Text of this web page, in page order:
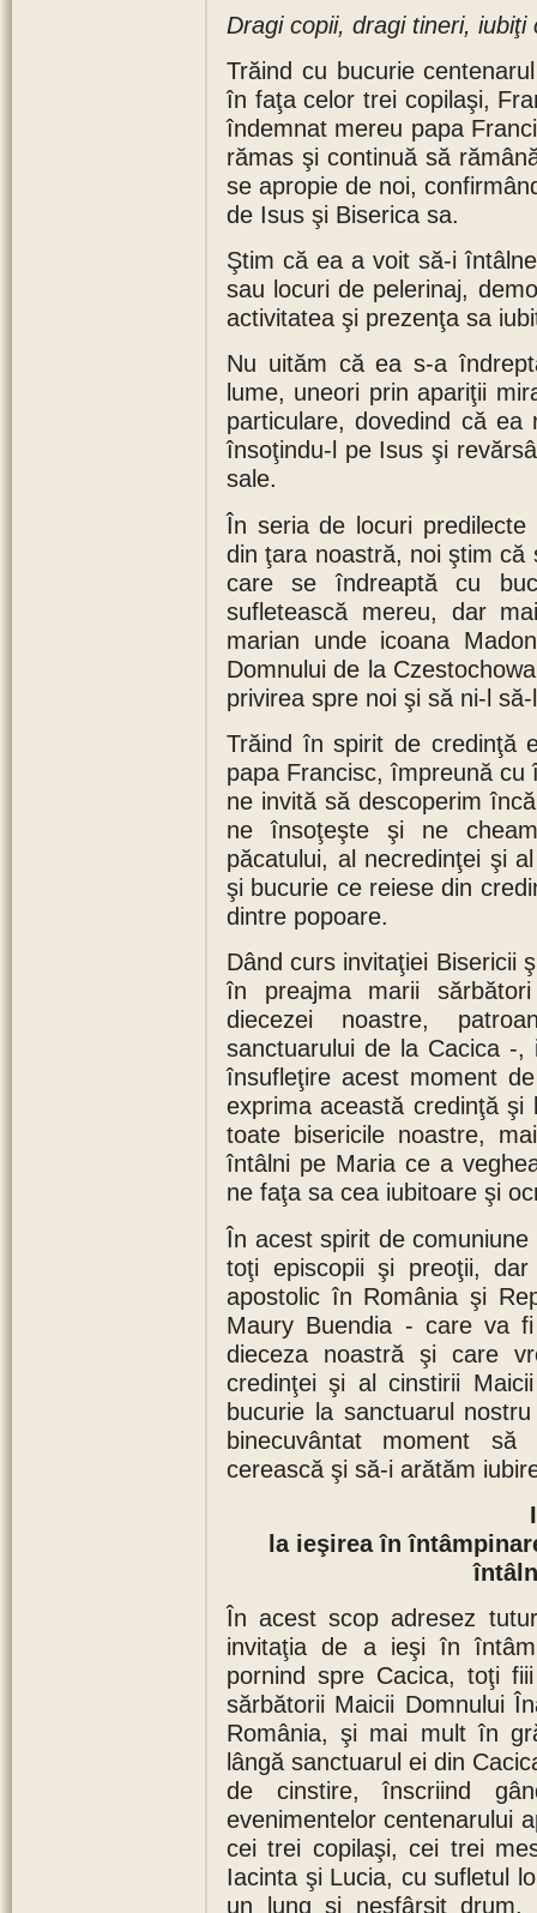
Dragi copii, dragi tineri,
Trăind cu bucurie
în faţa celor trei copilaşi,
îndemnat mereu papa
rămas şi continuă să
se apropie de noi,
de Isus şi Biserica sa.
Ştim că ea a voit să-i
sau locuri de pelerinaj,
activitatea şi prezenţa sa
Nu uităm că ea s-a
lume, uneori prin apariţii
particulare, dovedind că
însoţindu-l pe Isus şi
sale.
În seria de locuri
din ţara noastră, noi ştim că
care se îndreaptă cu
sufletească mereu, dar
marian unde icoana
Domnului de la
privirea spre noi şi să ni-l
Trăind în spirit de credinţă
papa Francisc, împreună
ne invită să descoperim
ne însoţeşte şi ne
păcatului, al necredinţei şi
şi bucurie ce reiese din
dintre popoare.
Dând curs invitaţiei Bisericii
în preajma marii
diecezei noastre,
sanctuarului de la Cacica -
însufleţire acest moment
exprima această credinţă
toate bisericile noastre,
întâlni pe Maria ce a
ne faţa sa cea iubitoare şi
În acest spirit de
toţi episcopii şi preoţii,
apostolic în România şi
Maury Buendia - care va
dieceza noastră şi care
credinţei şi al cinstirii
bucurie la sanctuarul
binecuvântat moment
cerească şi să-i arătăm
la ieşirea în
În acest scop adresez
invitaţia de a ieşi în
pornind spre Cacica, toţi
sărbătorii Maicii Domnului
România, şi mai mult în
lângă sanctuarul ei din
de cinstire, înscriind
evenimentelor centenarului
cei trei copilaşi, cei trei
Iacinta şi Lucia, cu sufletul
un lung şi nesfârşit drum,